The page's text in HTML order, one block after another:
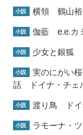
小説 横領 鶴山裕
小説 伽藍 e.e.カ
小説 少女と銀狐
小説
実のにがい
話 ドイナ・チェ
小説 渡り鳥 ドイ
小説 ラモーナ・